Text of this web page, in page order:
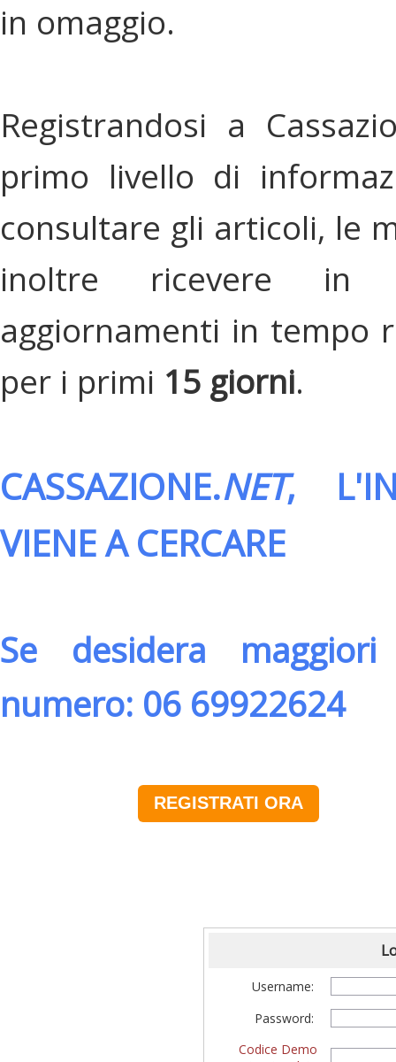
in omaggio.
Registrandosi a
primo livello di
consultare gli articoli, le
inoltre ricevere in
aggiornamenti in tempo
per i primi 15 giorni.
CASSAZIONE.NET,
VIENE A CERCARE
Se desidera
numero: 06 69922624
REGISTRATI ORA
Username:
Password:
Codice Demo